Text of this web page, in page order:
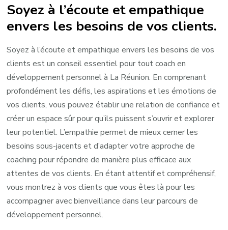
Soyez à l’écoute et empathique
envers les besoins de vos clients.
Soyez à l’écoute et empathique envers les besoins de vos
clients est un conseil essentiel pour tout coach en
développement personnel à La Réunion. En comprenant
profondément les défis, les aspirations et les émotions de
vos clients, vous pouvez établir une relation de confiance et
créer un espace sûr pour qu’ils puissent s’ouvrir et explorer
leur potentiel. L’empathie permet de mieux cerner les
besoins sous-jacents et d’adapter votre approche de
coaching pour répondre de manière plus efficace aux
attentes de vos clients. En étant attentif et compréhensif,
vous montrez à vos clients que vous êtes là pour les
accompagner avec bienveillance dans leur parcours de
développement personnel.